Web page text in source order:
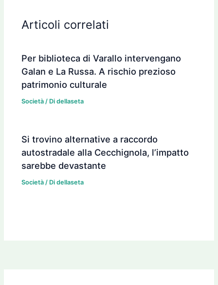
Articoli correlati
Per biblioteca di Varallo intervengano
Galan e La Russa. A rischio prezioso
patrimonio culturale
Società / Didellaseta
Si trovino alternative a raccordo
autostradale alla Cecchignola, l’impatto
sarebbe devastante
Società / Didellaseta